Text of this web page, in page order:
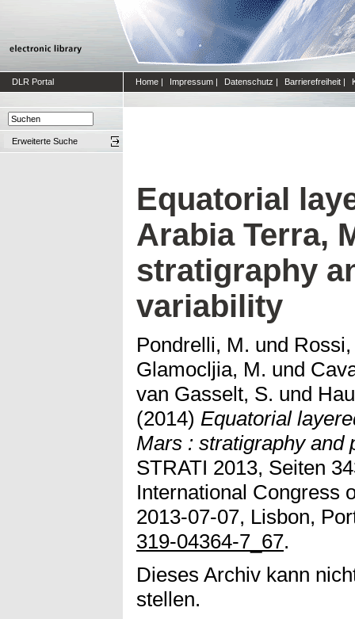
DLR Portal Home | Impressum | Datenschutz | Barrierefreiheit |
Erweiterte Suche
Equatorial
Arabia Terra,
stratigraphy
variability
Pondrelli, M. und Rossi,
Glamocljia, M. und
van Gasselt, S. und
(2014) Equatorial
Mars : stratigraphy and
STRATI 2013, Seiten
International Congress
2013-07-07, Lisbon,
319-04364-7_67.
Dieses Archiv kann
stellen.